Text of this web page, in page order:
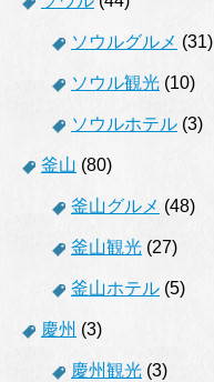
ソウルグルメ (31)
ソウル観光 (10)
ソウルホテル (3)
釜山 (80)
釜山グルメ (48)
釜山観光 (27)
釜山ホテル (5)
慶州 (3)
慶州観光 (3)